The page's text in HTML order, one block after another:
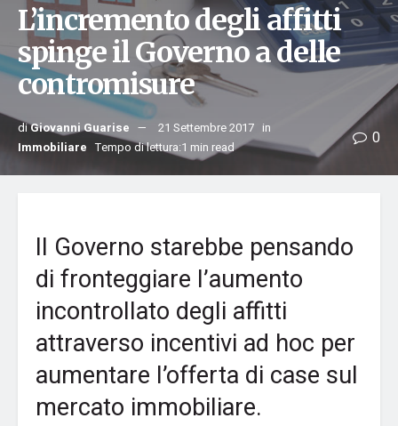
L’incremento degli affitti
spinge il Governo a delle
contromisure
diGiovanni Guarise 21 Settembre 2017 in
Immobiliare Tempo di lettura:1 min read 0
Il Governo starebbe pensando
di fronteggiare l’aumento
incontrollato degli affitti
attraverso incentivi ad hoc per
aumentare l’offerta di case sul
mercato immobiliare.